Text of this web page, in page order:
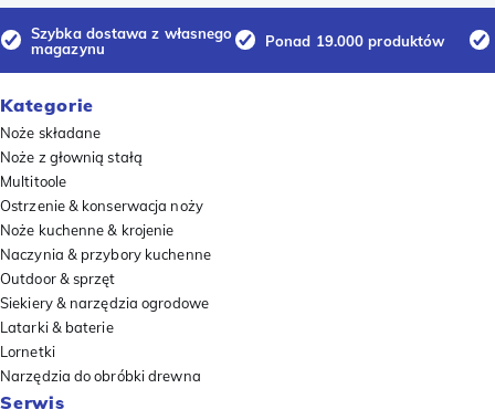
Szybka dostawa z własnego
magazynu
Ponad 19.000 produktów
Kategorie
Noże składane
Noże z głownią stałą
Multitoole
Ostrzenie & konserwacja noży
Noże kuchenne & krojenie
Naczynia & przybory kuchenne
Outdoor & sprzęt
Siekiery & narzędzia ogrodowe
Latarki & baterie
Lornetki
Narzędzia do obróbki drewna
Serwis